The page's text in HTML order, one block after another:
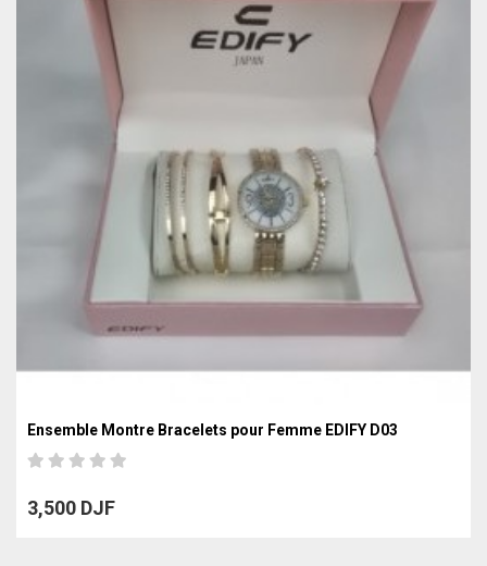
Ensemble Montre Bracelets pour Femme EDIFY D03
3,500 DJF